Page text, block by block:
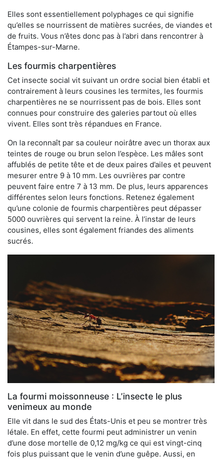
Elles sont essentiellement polyphages ce qui signifie
qu’elles se nourrissent de matières sucrées, de viandes et
de fruits. Vous n’êtes donc pas à l’abri dans rencontrer à
Étampes-sur-Marne.
Les fourmis charpentières
Cet insecte social vit suivant un ordre social bien établi et
contrairement à leurs cousines les termites, les fourmis
charpentières ne se nourrissent pas de bois. Elles sont
connues pour construire des galeries partout où elles
vivent. Elles sont très répandues en France.
On la reconnaît par sa couleur noirâtre avec un thorax aux
teintes de rouge ou brun selon l’espèce. Les mâles sont
affublés de petite tête et de deux paires d’ailes et peuvent
mesurer entre 9 à 10 mm. Les ouvrières par contre
peuvent faire entre 7 à 13 mm. De plus, leurs apparences
différentes selon leurs fonctions. Retenez également
qu’une colonie de fourmis charpentières peut dépasser
5000 ouvrières qui servent la reine. À l’instar de leurs
cousines, elles sont également friandes des aliments
sucrés.
La fourmi moissonneuse : L’insecte le plus
venimeux au monde
Elle vit dans le sud des États-Unis et peu se montrer très
létale. En effet, cette fourmi peut administrer un venin
d’une dose mortelle de 0,12 mg/kg ce qui est vingt-cinq
fois plus puissant que le venin d’une guêpe. Aussi, en